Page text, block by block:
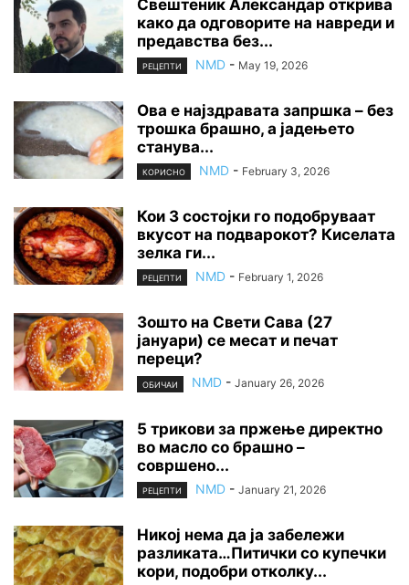
Свештеник Александар открива
како да одговорите на навреди и
предавства без...
РЕЦЕПТИ NMD - May 19, 2026
Ова е најздравата запршка – без
трошка брашно, а јадењето
станува...
КОРИСНО NMD - February 3, 2026
Кои 3 состојки го подобруваат
вкусот на подварокот? Киселата
зелка ги...
РЕЦЕПТИ NMD - February 1, 2026
Зошто на Свети Сава (27
јануари) се месат и печат
переци?
ОБИЧАИ NMD - January 26, 2026
5 трикови за пржење директно
во масло со брашно –
совршено...
РЕЦЕПТИ NMD - January 21, 2026
Никој нема да ја забележи
разликата…Питички со купечки
кори, подобри отколку...